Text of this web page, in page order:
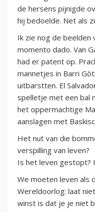
de hersens pijnigde
hij bedoelde. Net als
Ik zie nog de beelden
momento dado. Van
had er patent op.
mannetjes in Barri
uitbarstten. El
spelletje met een bal
het oppermachtige
aanslagen met
Het nut van die
verspilling van leven?
Is het leven gestopt?
We moeten leven als
Wereldoorlog: laat
winst is dat je je niet